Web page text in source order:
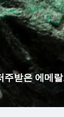
받은 에메